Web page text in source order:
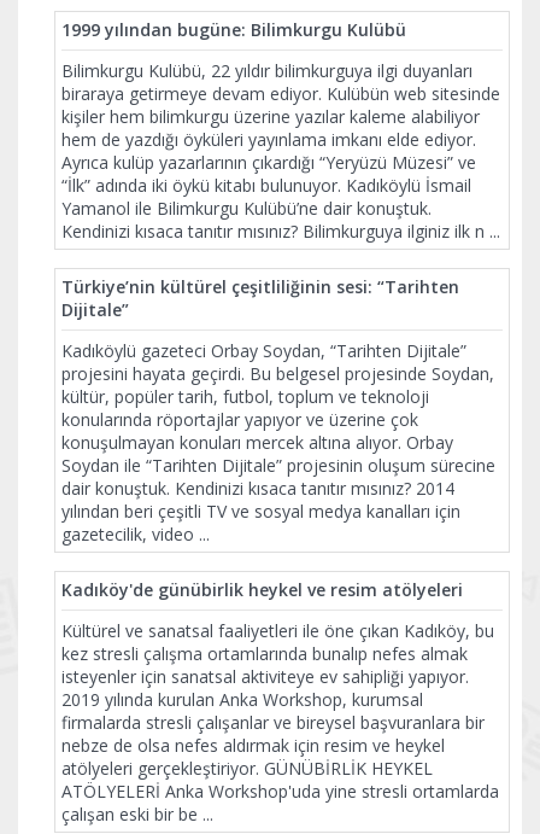
1999 yılından bugüne: Bilimkurgu Kulübü
Bilimkurgu Kulübü, 22 yıldır bilimkurguya ilgi duyanları
biraraya getirmeye devam ediyor. Kulübün web sitesinde
kişiler hem bilimkurgu üzerine yazılar kaleme alabiliyor
hem de yazdığı öyküleri yayınlama imkanı elde ediyor.
Ayrıca kulüp yazarlarının çıkardığı “Yeryüzü Müzesi” ve
“İlk” adında iki öykü kitabı bulunuyor. Kadıköylü İsmail
Yamanol ile Bilimkurgu Kulübü’ne dair konuştuk.
Kendinizi kısaca tanıtır mısınız? Bilimkurguya ilginiz ilk n ...
Türkiye’nin kültürel çeşitliliğinin sesi: “Tarihten
Dijitale”
Kadıköylü gazeteci Orbay Soydan, “Tarihten Dijitale”
projesini hayata geçirdi. Bu belgesel projesinde Soydan,
kültür, popüler tarih, futbol, toplum ve teknoloji
konularında röportajlar yapıyor ve üzerine çok
konuşulmayan konuları mercek altına alıyor. Orbay
Soydan ile “Tarihten Dijitale” projesinin oluşum sürecine
dair konuştuk. Kendinizi kısaca tanıtır mısınız? 2014
yılından beri çeşitli TV ve sosyal medya kanalları için
gazetecilik, video ...
Kadıköy'de günübirlik heykel ve resim atölyeleri
Kültürel ve sanatsal faaliyetleri ile öne çıkan Kadıköy, bu
kez stresli çalışma ortamlarında bunalıp nefes almak
isteyenler için sanatsal aktiviteye ev sahipliği yapıyor.
2019 yılında kurulan Anka Workshop, kurumsal
firmalarda stresli çalışanlar ve bireysel başvuranlara bir
nebze de olsa nefes aldırmak için resim ve heykel
atölyeleri gerçekleştiriyor. GÜNÜBİRLİK HEYKEL
ATÖLYELERİ Anka Workshop'uda yine stresli ortamlarda
çalışan eski bir be ...